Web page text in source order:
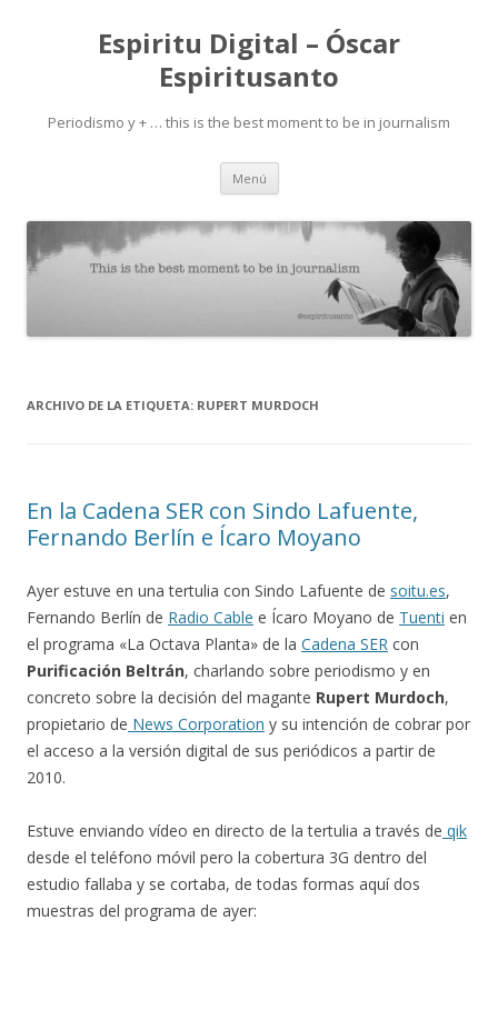
Espiritu Digital – Óscar
Espiritusanto
Periodismo y + … this is the best moment to be in journalism
Menú Ir
contenido
ARCHIVO DE LA ETIQUETA: RUPERT MURDOCH
En la Cadena SER con Sindo Lafuente,
Fernando Berlín e Ícaro Moyano
Ayer estuve en una tertulia con Sindo Lafuente de soitu.es,
Fernando Berlín de Radio Cable e Ícaro Moyano de Tuenti en
el programa «La Octava Planta» de la Cadena SER con
Purificación Beltrán, charlando sobre periodismo y en
concreto sobre la decisión del magante Rupert Murdoch,
propietario de News Corporation y su intención de cobrar por
el acceso a la versión digital de sus periódicos a partir de
2010.
Estuve enviando vídeo en directo de la tertulia a través de qik
desde el teléfono móvil pero la cobertura 3G dentro del
estudio fallaba y se cortaba, de todas formas aquí dos
muestras del programa de ayer: